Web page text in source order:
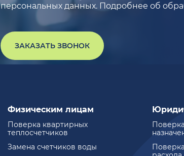
персональных данных. Подробнее об
ЗАКАЗАТЬ ЗВОНОК
Физическим лицам
Поверка квартирных
теплосчетчиков
Замена счетчиков воды